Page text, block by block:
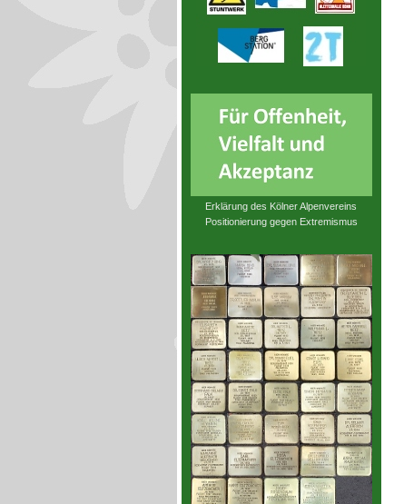
Erklärung des Kölner Alpenvereins
Positionierung gegen Extremismus